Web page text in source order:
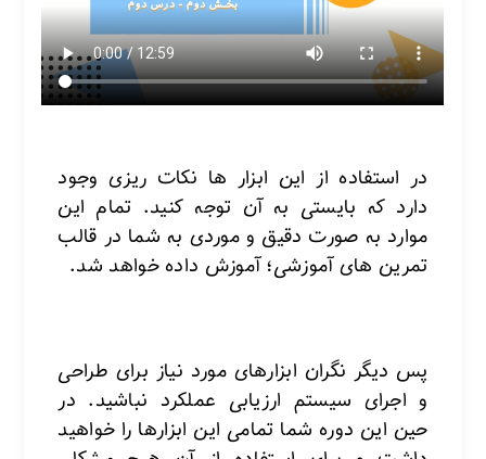
در استفاده از این ابزار ها نکات ریزی وجود
دارد که بایستی به آن توجه کنید. تمام این
موارد به صورت دقیق و موردی به شما در قالب
تمرین های آموزشی؛ آموزش داده خواهد شد.
پس دیگر نگران ابزارهای مورد نیاز برای طراحی
و اجرای سیستم ارزیابی عملکرد نباشید. در
حین این دوره شما تمامی این ابزارها را خواهید